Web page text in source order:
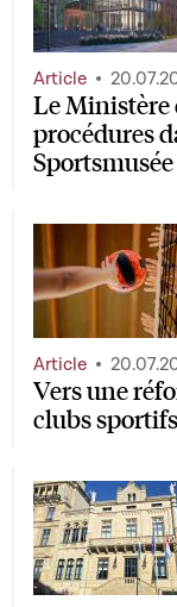
Le Ministère
procédures
Sportsmusée
Article
Vers une
clubs sportifs
Article